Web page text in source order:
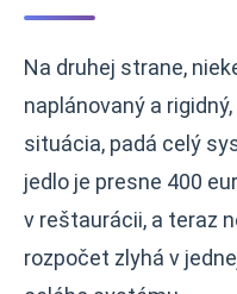
Na druhej strane,
naplánovaný a
situácia, padá celý
jedlo je presne 400
v reštaurácii, a teraz
rozpočet zlyhá v